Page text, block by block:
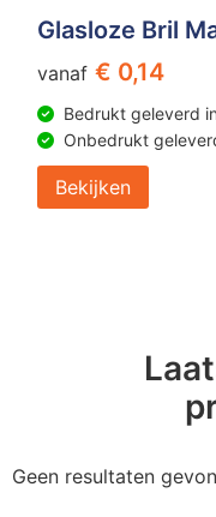
Glasloze Bril
vanaf € 0,14
Bedrukt geleverd
Onbedrukt
Bekijken
Geen resultaten